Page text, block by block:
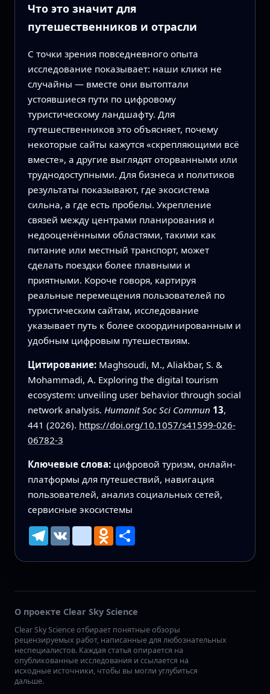
Что это значит для
путешественников и отрасли
С точки зрения повседневного опыта
исследование показывает: наши клики не
случайны — вместе они вытоптали
устоявшиеся пути по цифровому
туристическому ландшафту. Для
путешественников это объясняет, почему
некоторые сайты кажутся «скрепляющими всё
вместе», а другие выглядят оторванными или
труднодоступными. Для бизнеса и политиков
результаты показывают, где экосистема
сильна, а где есть пробелы. Укрепление
связей между центрами планирования и
недооценёнными областями, такими как
питание или местный транспорт, может
сделать поездки более плавными и
приятными. Короче говоря, картируя
реальные перемещения пользователей по
туристическим сайтам, исследование
указывает путь к более скоординированным и
удобным цифровым путешествиям.
Цитирование: Maghsoudi, M., Aliakbar, S. &
Mohammadi, A. Exploring the digital tourism
ecosystem: unveiling user behavior through social
network analysis. Humanit Soc Sci Commun 13,
441 (2026). https://doi.org/10.1057/s41599-026-
06782-3
Ключевые слова: цифровой туризм, онлайн-
платформы для путешествий, навигация
пользователей, анализ социальных сетей,
сервисные экосистемы
Telegram
VK mailruOdnoklassniki
Ресурс
О проекте Clear Sky Science
Clear Sky Science отбирает понятные обзоры
рецензируемых работ, написанные для любознательных
неспециалистов. Каждая статья опирается на
опубликованные исследования и ссылается на
исходные источники, чтобы вы могли углубиться
дальше.